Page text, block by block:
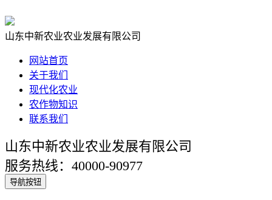
山东中新农业农业发展有限公司
网站首页
关于我们
现代化农业
农作物知识
联系我们
山东中新农业农业发展有限公司
服务热线：40000-90977
导航按钮